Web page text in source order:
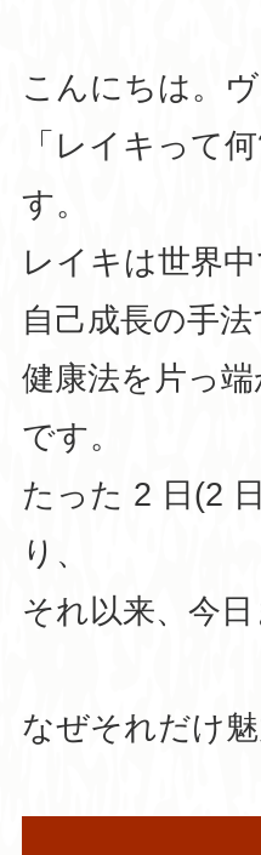
こんにちは。
「レイキって
す。
レイキは世界
自己成長の手法
健康法を片っ
です。
たった 2 日(2
り、
それ以来、今
なぜそれだけ